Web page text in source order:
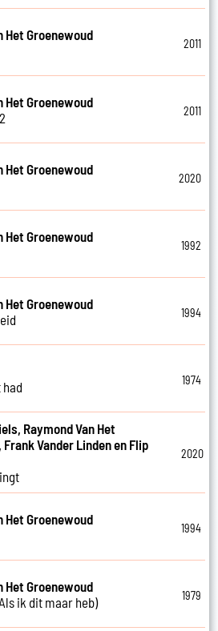
Het Groenewoud
2011
Het Groenewoud
2011
Het Groenewoud
2020
Het Groenewoud
1992
Het Groenewoud
1994
1974
Raymond Van Het
Vander Linden en Flip
2020
Het Groenewoud
1994
Het Groenewoud
ik dit maar heb)
1979